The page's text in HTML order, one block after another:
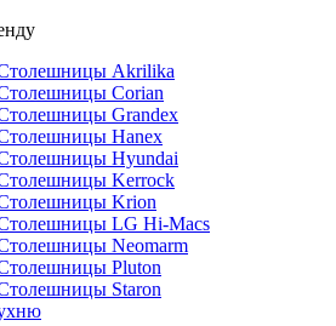
Akrilika
Corian
Grandex
Hanex
Hyundai
Kerrock
Krion
LG Hi-Macs
Neomarm
Pluton
Staron